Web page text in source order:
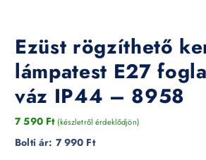
Ezüst rögzíthető
lámpatest E27
váz IP44 – 8958
7 590 Ft (készletről érdeklődjön)
Bolti ár: 7 990 Ft